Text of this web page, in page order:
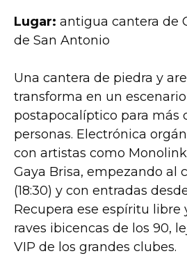
Lugar: antigua cantera de
de San Antonio
Una cantera de piedra y
transforma en un
postapocalíptico para más
personas. Electrónica
con artistas como
Gaya Brisa, empezando al
(18:30) y con entradas
Recupera ese espíritu libre
raves ibicencas de los 90,
VIP de los grandes clubes.